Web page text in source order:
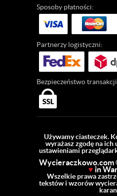
Sposoby płatności:
Partnerzy logistyczni:
Bezpieczeństwo
Używamy ciasteczek.
wyrażasz zgodę na ich
ustawieniami
Wycieraczkowo.com
♥ in
Wszelkie prawa
tekstów i wzorów